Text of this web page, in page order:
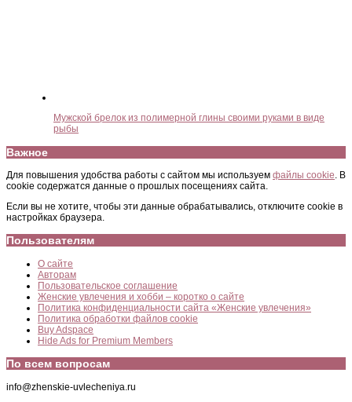
Мужской брелок из полимерной глины своими руками в виде
рыбы
Важное
Для повышения удобства работы с сайтом мы используем файлы cookie. В
cookie содержатся данные о прошлых посещениях сайта.
Если вы не хотите, чтобы эти данные обрабатывались, отключите cookie в
настройках браузера.
Пользователям
О сайте
Авторам
Пользовательское соглашение
Женские увлечения и хобби – коротко о сайте
Политика конфиденциальности сайта «Женские увлечения»
Политика обработки файлов cookie
Buy Adspace
Hide Ads for Premium Members
По всем вопросам
info@zhenskie-uvlecheniya.ru